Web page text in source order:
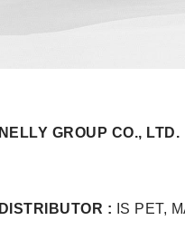
NELLY GROUP CO., LTD.
DISTRIBUTOR : IS PET,